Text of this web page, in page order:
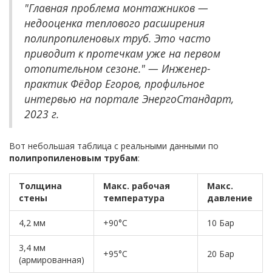
"Главная проблема монтажников —
недооценка теплового расширения
полипропиленовых труб. Это часто
приводит к протечкам уже на первом
отопительном сезоне." — Инженер-
практик Фёдор Егоров, профильное
интервью на портале ЭнергоСтандарт,
2023 г.
Вот небольшая таблица с реальными данными по
полипропиленовым трубам:
Толщина
стены
Макс. рабочая
температура
Макс.
давление
4,2 мм +90°C 10 Бар
3,4 мм
(армированная)
+95°C 20 Бар